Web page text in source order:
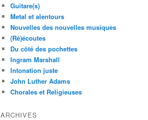
Guitare(s)
Metal et alentours
Nouvelles des nouvelles musiques
(Ré)écoutes
Du côté des pochettes
Ingram Marshall
Intonation juste
John Luther Adams
Chorales et Religieuses
ARCHIVES